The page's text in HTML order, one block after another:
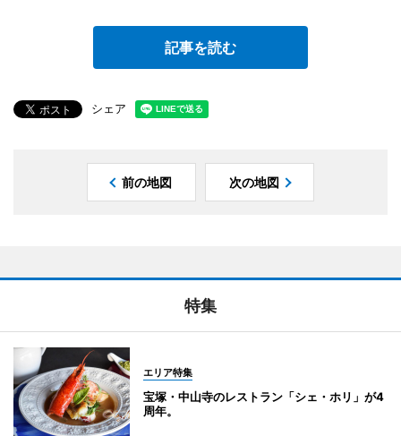
記事を読む
シェア
前の地図 次の地図
特集
エリア特集
宝塚・中山寺のレストラン「シェ・ホリ」が4
周年。